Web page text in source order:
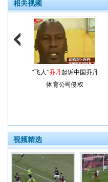
相关视频
“飞人”乔丹起诉中国乔丹
体育公司侵权
视频精选